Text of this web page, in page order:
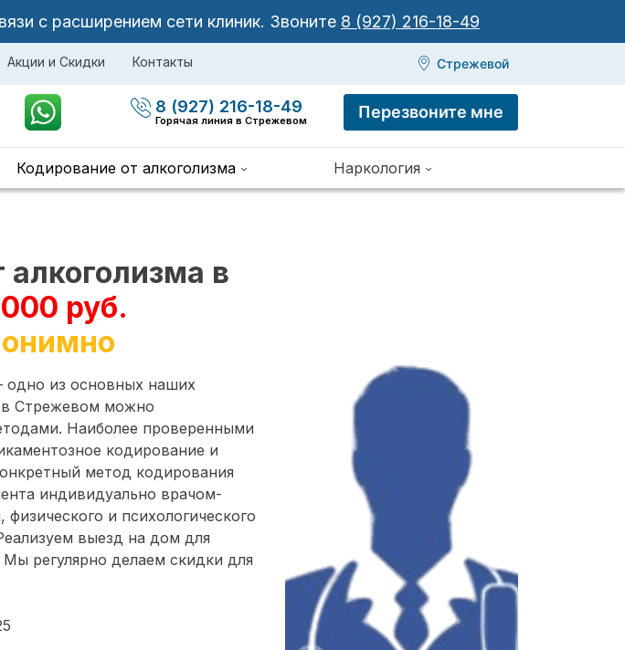
с расширением сети клиник. Звоните 8 (927) 216-18-49
Акции и Скидки Контакты Стрежевой
8 (927) 216-18-49
Горячая линия в Стрежевом Перезвоните мне
Кодирование от алкоголизма Наркология
в
руб.
одно из основных наших
в Стрежевом можно
Наиболее проверенными
кодирование и
метод кодирования
индивидуально врачом-
и психологического
выезд на дом для
регулярно делаем скидки для